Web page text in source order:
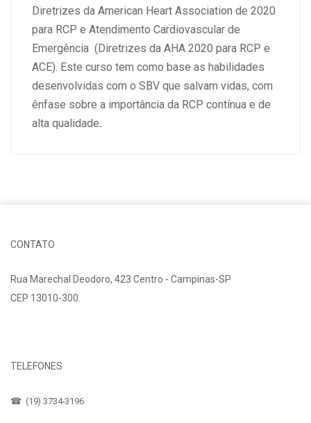
Diretrizes da American Heart Association de 2020
para RCP e Atendimento Cardiovascular de
Emergência (Diretrizes da AHA 2020 para RCP e
ACE). Este curso tem como base as habilidades
desenvolvidas com o SBV que salvam vidas, com
ênfase sobre a importância da RCP contínua e de
alta qualidade.
CONTATO
Rua Marechal Deodoro, 423 Centro - Campinas-SP
CEP 13010-300.
TELEFONES
☎ (19) 3734-3196